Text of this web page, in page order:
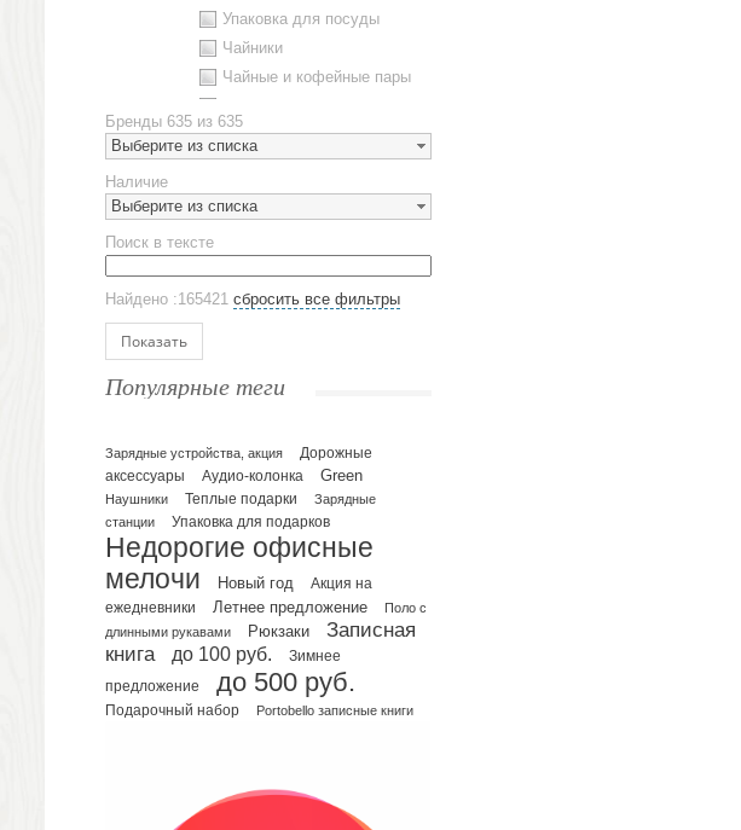
Упаковка для посуды
Чайники
Чайные и кофейные пары
Наборы посуды
Предметы сервировки
Стаканы
Эко кружки
ЕВРОПОСУДА
Аксессуары
Ежедневники и блокноты
Датированные ежедневники
Планинги и телефонные книжки
Планинги датированные
Планинги недатированные
Телефонные книжки
Органайзер на ежедневник
Сумки и Рюкзаки
Сумки для планшетов и ноутбуков
Рюкзаки
Конференц-сумки
Несессеры и косметички
Бренды 635 из 635
Выберите из списка
Наличие
Выберите из списка
Поиск в тексте
Найдено :165421 сбросить все фильтры
Показать
Популярные теги
Зарядные устройства, акция
Дорожные
аксессуары
Аудио-колонка Green
Наушники Теплые подарки
Зарядные
станции
Упаковка для подарков
Недорогие офисные
мелочи
Новый год
Акция на
ежедневники
Летнее предложение
Поло с
длинными рукавами
Рюкзаки
Записная
книга
до 100 руб.
Зимнее
предложение
до 500 руб.
Подарочный набор Portobello записные книги